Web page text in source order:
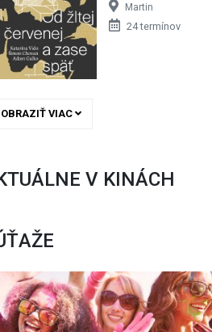
Martin
24 termínov
VIAC
V KINÁCH